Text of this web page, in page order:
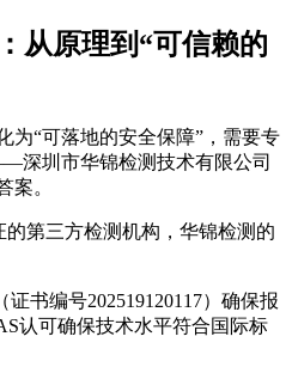
从原理到“可信赖的
为“可落地的安全保障”，需要专
深圳市华锦检测技术有限公司
案。
第三方检测机构，华锦检测的
证书编号202519120117）确保报
认可确保技术水平符合国际标